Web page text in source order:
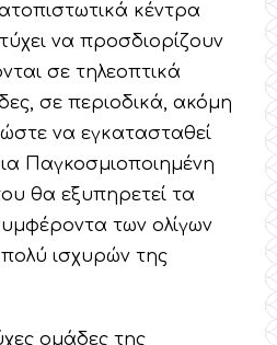
κέντρα
να προσδιορίζουν
σε τηλεοπτικά
σε περιοδικά, ακόμη
ώστε να εγκατασταθεί
Παγκοσμιοποιημένη
θα εξυπηρετεί τα
των ολίγων
ισχυρών της
ομάδες της